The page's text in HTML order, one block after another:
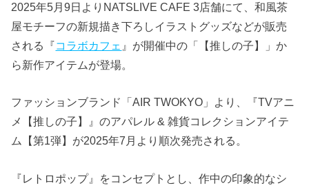
2025年5月9日よりNATSLIVE CAFE 3店舗にて、和風茶
屋モチーフの新規描き下ろしイラストグッズなどが販売
される『コラボカフェ 』が開催中の「【推しの子】」か
ら新作アイテムが登場。
ファッションブランド「AIR TWOKYO」より、『TVアニ
メ【推しの子】』のアパレル & 雑貨コレクションアイテ
ム【第1弾】が2025年7月より順次発売される。
『レトロポップ』をコンセプトとし、作中の印象的なシ